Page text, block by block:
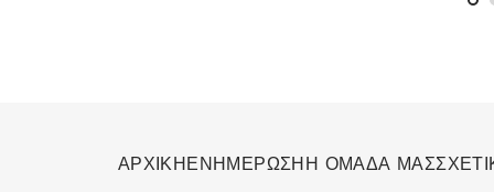
ΑΡΧΙΚΗΕΝΗΜΕΡΩΣΗΗ ΟΜΑΔΑ ΜΑΣ